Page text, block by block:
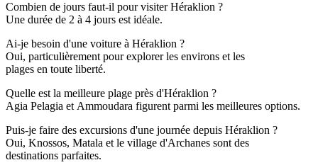
Combien de jours faut-il pour visiter Héraklion ?
Une durée de 2 à 4 jours est idéale.
Ai-je besoin d'une voiture à Héraklion ?
Oui, particulièrement pour explorer les environs et les
plages en toute liberté.
Quelle est la meilleure plage près d'Héraklion ?
Agia Pelagia et Ammoudara figurent parmi les meilleures options.
Puis-je faire des excursions d'une journée depuis Héraklion ?
Oui, Knossos, Matala et le village d'Archanes sont des
destinations parfaites.